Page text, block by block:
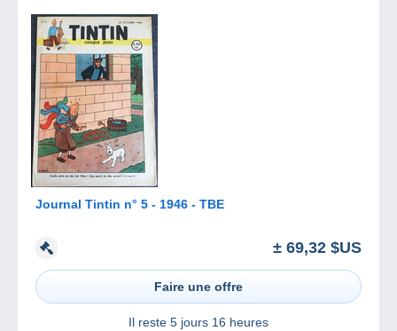
Journal Tintin n° 5 - 1946 - TBE
± 69,32 $US
Faire une offre
Il reste 5 jours 16 heures